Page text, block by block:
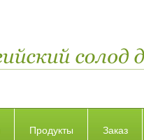
Продукты Заказ